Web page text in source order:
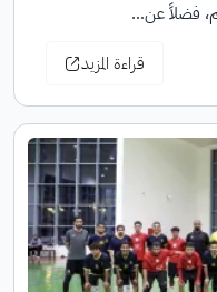
فضلاً عن…
قراءة المزيد